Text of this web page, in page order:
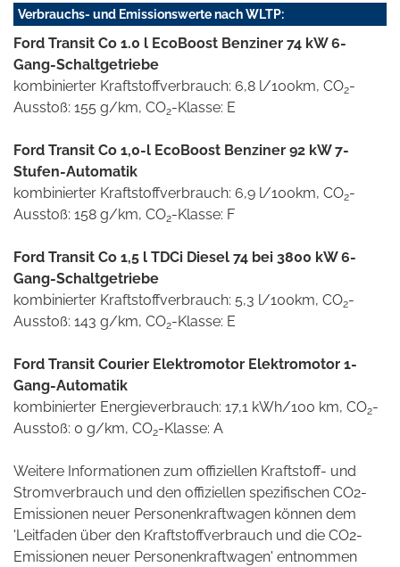
Verbrauchs- und Emissionswerte nach WLTP:
Ford Transit Co 1.0 l EcoBoost Benziner 74 kW 6-
Gang-Schaltgetriebe
kombinierter Kraftstoffverbrauch: 6,8 l/100km, CO2-
Ausstoß: 155 g/km, CO2-Klasse: E
Ford Transit Co 1,0-l EcoBoost Benziner 92 kW 7-
Stufen-Automatik
kombinierter Kraftstoffverbrauch: 6,9 l/100km, CO2-
Ausstoß: 158 g/km, CO2-Klasse: F
Ford Transit Co 1,5 l TDCi Diesel 74 bei 3800 kW 6-
Gang-Schaltgetriebe
kombinierter Kraftstoffverbrauch: 5,3 l/100km, CO2-
Ausstoß: 143 g/km, CO2-Klasse: E
Ford Transit Courier Elektromotor Elektromotor 1-
Gang-Automatik
kombinierter Energieverbrauch: 17,1 kWh/100 km, CO2-
Ausstoß: 0 g/km, CO2-Klasse: A
Weitere Informationen zum offiziellen Kraftstoff- und
Stromverbrauch und den offiziellen spezifischen CO2-
Emissionen neuer Personenkraftwagen können dem
'Leitfaden über den Kraftstoffverbrauch und die CO2-
Emissionen neuer Personenkraftwagen' entnommen